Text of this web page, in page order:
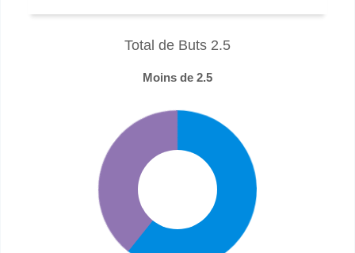
Total de Buts 2.5
Moins de 2.5